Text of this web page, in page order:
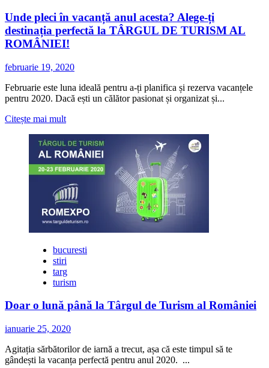
DE
TURISM
AL
ROMÂNIEI
Unde pleci în vacanță anul acesta? Alege-ți
destinația perfectă la TÂRGUL DE TURISM AL
ROMÂNIEI!
februarie 19, 2020
Februarie este luna ideală pentru a-ți planifica și rezerva vacanțele
pentru 2020. Dacă ești un călător pasionat și organizat și...
Citește mai multCitește
multe
despre
Unde
pleci
în
vacanță
anul
acesta?
Alege-
destinația
perfectă
la
TÂRGUL
TURISM
AL
ROMÂNIEI!
bucuresti
stiri
targ
turism
Doar o lună până la Târgul de Turism al României
ianuarie 25, 2020
Agitația sărbătorilor de iarnă a trecut, așa că este timpul să te
gândești la vacanța perfectă pentru anul 2020. ...